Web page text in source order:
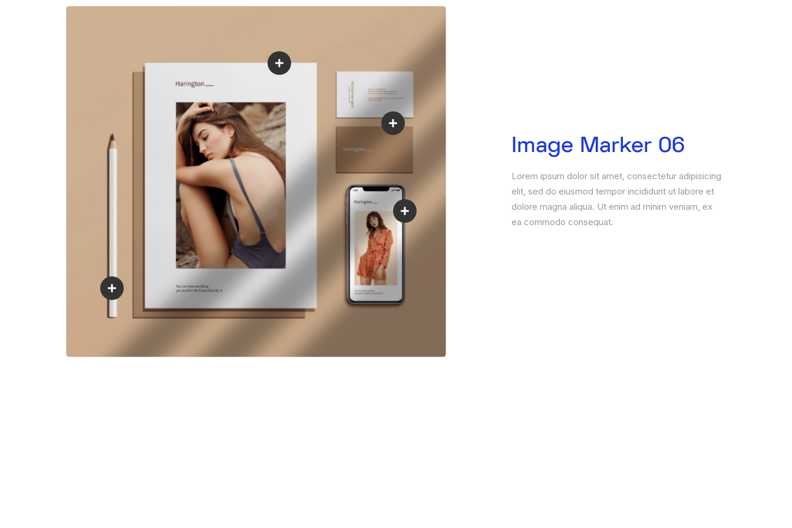
Image Marker 06
Lorem ipsum dolor sit amet, consectetur adipisicing
elit, sed do eiusmod tempor incididunt ut labore et
dolore magna aliqua. Ut enim ad minim veniam, ex
ea commodo consequat.